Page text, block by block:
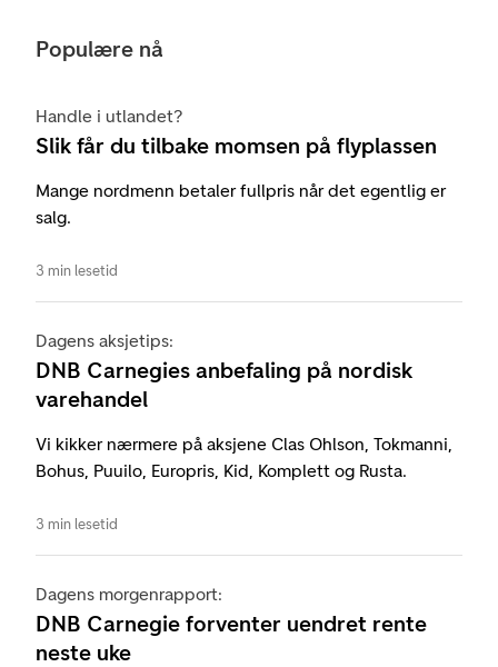
Populære nå
Handle i utlandet?
Slik får du tilbake momsen på flyplassen
Mange nordmenn betaler fullpris når det egentlig er
salg.
3 min lesetid
Dagens aksjetips:
DNB Carnegies anbefaling på nordisk
varehandel
Vi kikker nærmere på aksjene Clas Ohlson, Tokmanni,
Bohus, Puuilo, Europris, Kid, Komplett og Rusta.
3 min lesetid
Dagens morgenrapport:
DNB Carnegie forventer uendret rente
neste uke